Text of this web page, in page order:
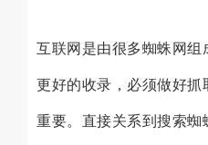
互联网是由很多蜘蛛网
更好的收录，必须做好
重要。直接关系到搜索